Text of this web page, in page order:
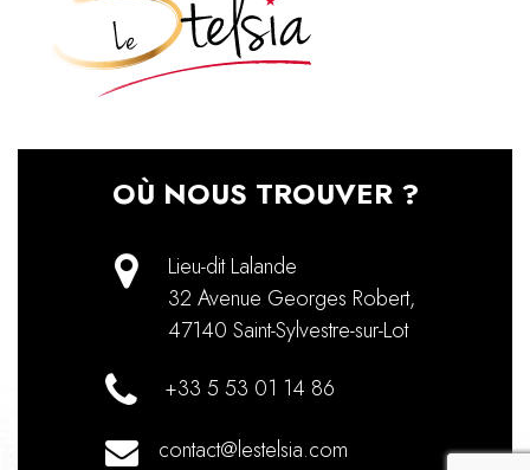
OÙ NOUS TROUVER ?
Lieu-dit Lalande
32 Avenue Georges Robert,
47140 Saint-Sylvestre-sur-Lot
+33 5 53 01 14 86
contact@lestelsia.com